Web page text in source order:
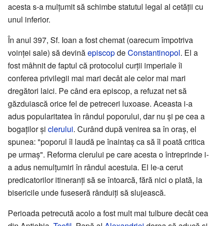
acesta s-a mulțumit să schimbe statutul legal al cetății cu
unul inferior.
În anul 397, Sf. Ioan a fost chemat (oarecum împotriva
voinței sale) să devinăepiscopdeConstantinopol. El a
fost mâhnit de faptul că protocolul curții imperiale îi
conferea privilegii mai mari decât ale celor mai mari
dregători laici. Pe când era episcop, a refuzat net să
găzduiască orice fel de petreceri luxoase. Aceasta i-a
adus popularitatea în rândul poporului, dar nu și pe cea a
bogaților și clerului. Curând după venirea sa în oraș, el
spunea: "poporul îl laudă pe înaintaș ca să îl poată critica
pe urmaș". Reforma clerului pe care acesta o întreprinde i-
a adus nemulțumiri în rândul acestuia. El le-a cerut
predicatorilor itineranți să se întoarcă, fără nici o plată, la
bisericile unde fuseseră rânduiți să slujească.
Perioada petrecută acolo a fost mult mai tulbure decât cea